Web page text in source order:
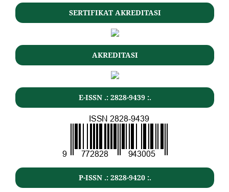
SERTIFIKAT AKREDITASI
AKREDITASI
E-ISSN .: 2828-9439 :.
P-ISSN .: 2828-9420 :.